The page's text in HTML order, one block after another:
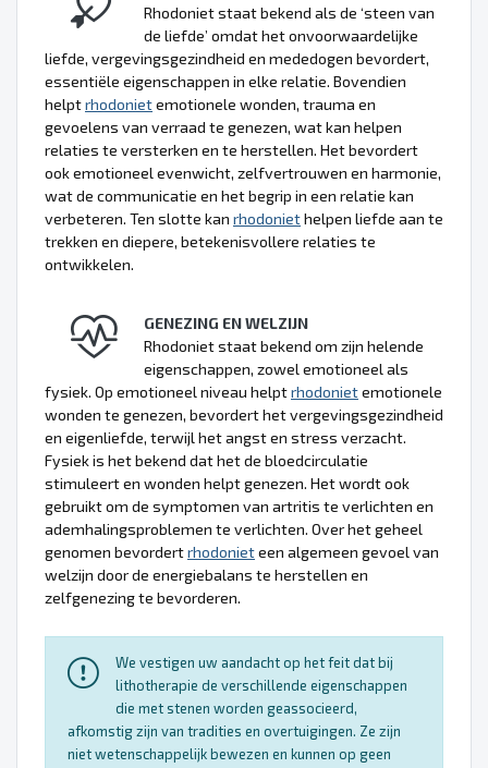
Rhodoniet staat bekend als de ‘steen van
de liefde’ omdat het onvoorwaardelijke
liefde, vergevingsgezindheid en mededogen bevordert,
essentiële eigenschappen in elke relatie. Bovendien
helptrhodonietemotionele wonden, trauma en
gevoelens van verraad te genezen, wat kan helpen
relaties te versterken en te herstellen. Het bevordert
ook emotioneel evenwicht, zelfvertrouwen en harmonie,
wat de communicatie en het begrip in een relatie kan
verbeteren. Ten slotte kan rhodoniethelpen liefde aan te
trekken en diepere, betekenisvollere relaties te
ontwikkelen.
GENEZING EN WELZIJN
Rhodoniet staat bekend om zijn helende
eigenschappen, zowel emotioneel als
fysiek. Op emotioneel niveau helptrhodonietemotionele
wonden te genezen, bevordert het vergevingsgezindheid
en eigenliefde, terwijl het angst en stress verzacht.
Fysiek is het bekend dat het de bloedcirculatie
stimuleert en wonden helpt genezen. Het wordt ook
gebruikt om de symptomen van artritis te verlichten en
ademhalingsproblemen te verlichten. Over het geheel
genomen bevordertrhodonieteen algemeen gevoel van
welzijn door de energiebalans te herstellen en
zelfgenezing te bevorderen.
We vestigen uw aandacht op het feit dat bij
lithotherapie de verschillende eigenschappen
die met stenen worden geassocieerd,
afkomstig zijn van tradities en overtuigingen. Ze zijn
niet wetenschappelijk bewezen en kunnen op geen